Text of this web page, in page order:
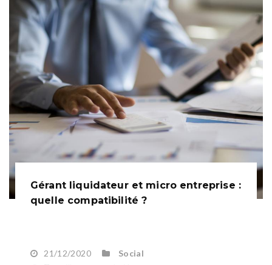
Gérant liquidateur et micro entreprise :
quelle compatibilité ?
21/12/2020
Social